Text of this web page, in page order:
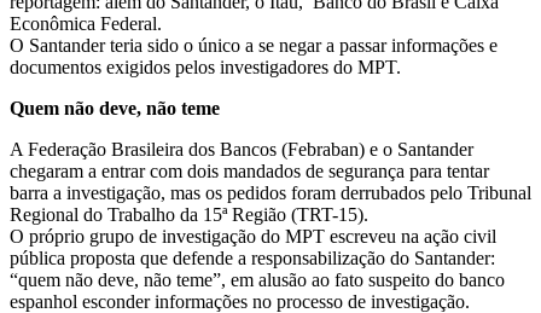
Econômica Federal.
O Santander teria sido o único a se negar a passar informações e
documentos exigidos pelos investigadores do MPT.
Quem não deve, não teme
A Federação Brasileira dos Bancos (Febraban) e o Santander
chegaram a entrar com dois mandados de segurança para tentar
barra a investigação, mas os pedidos foram derrubados pelo Tribunal
Regional do Trabalho da 15ª Região (TRT-15).
O próprio grupo de investigação do MPT escreveu na ação civil
pública proposta que defende a responsabilização do Santander:
“quem não deve, não teme”, em alusão ao fato suspeito do banco
espanhol esconder informações no processo de investigação.